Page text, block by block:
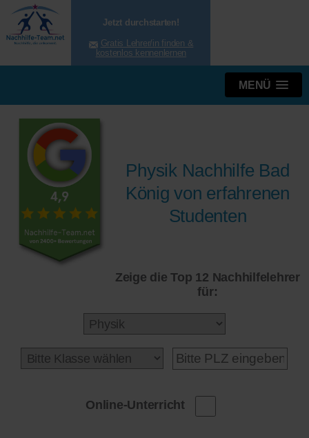
Jetzt durchstarten!
Gratis Lehrer/in finden &
kostenlos kennenlernen
MENÜ
Physik Nachhilfe Bad
König von erfahrenen
Studenten
Zeige die Top 12 Nachhilfelehrer
für:
Online-Unterricht